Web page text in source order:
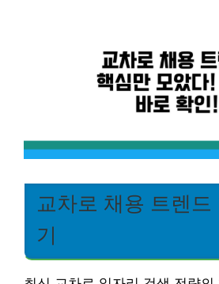
교차로 채용 트렌드
기